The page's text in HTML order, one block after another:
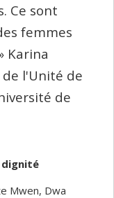
Ce sont
femmes
Karina
l'Unité de
de
dignité
Mwen, Dwa